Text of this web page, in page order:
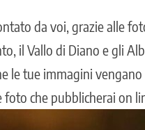
da voi, grazie alle
il Vallo di Diano e gli
le tue immagini
che pubblicherai on